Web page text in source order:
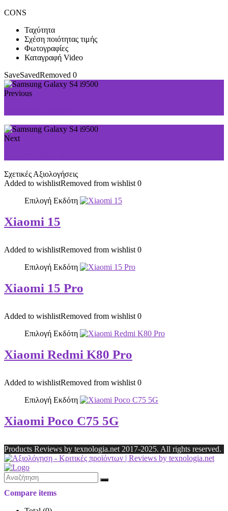
CONS
Ταχύτητα
Σχέση ποιότητας τιμής
Φωτογραφίες
Καταγραφή Video
SaveSavedRemoved 0
Previous
Next
Σχετικές Αξιολογήσεις
Added to wishlistRemoved from wishlist 0
Επιλογή Εκδότη
Xiaomi 15
Added to wishlistRemoved from wishlist 0
Επιλογή Εκδότη
Xiaomi 15 Pro
Added to wishlistRemoved from wishlist 0
Επιλογή Εκδότη
Xiaomi Redmi K80 Pro
Added to wishlistRemoved from wishlist 0
Επιλογή Εκδότη
Xiaomi Poco C75 5G
Products Reviews by texnologia.net 2017-2025. All rights reserved.
Compare items